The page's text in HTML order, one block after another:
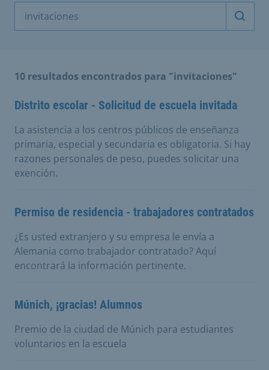
10 resultados encontrados para "invitaciones"
Distrito escolar - Solicitud de escuela invitada
La asistencia a los centros públicos de enseñanza
primaria, especial y secundaria es obligatoria. Si hay
razones personales de peso, puedes solicitar una
exención.
Permiso de residencia - trabajadores contratados
¿Es usted extranjero y su empresa le envía a
Alemania como trabajador contratado? Aquí
encontrará la información pertinente.
Múnich, ¡gracias! Alumnos
Premio de la ciudad de Múnich para estudiantes
voluntarios en la escuela